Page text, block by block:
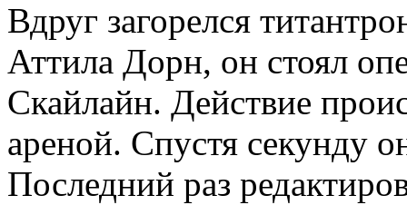
Вдруг загорелся
Аттила Дорн, он стоял
Скайлайн. Действие
ареной. Спустя секунду
Последний раз